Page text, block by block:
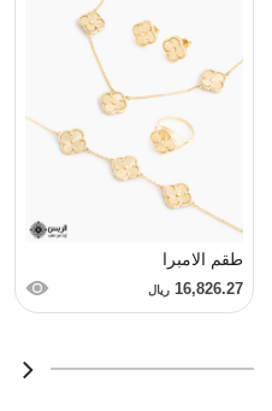
طقم الامبرا
16,826.27 ريال